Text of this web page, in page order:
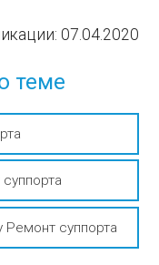
07.04.2020
теме
Ремонт суппорта